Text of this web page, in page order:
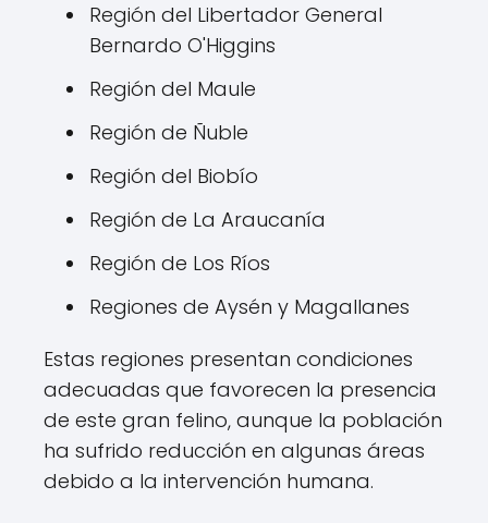
Región del Libertador General
Bernardo O'Higgins
Región del Maule
Región de Ñuble
Región del Biobío
Región de La Araucanía
Región de Los Ríos
Regiones de Aysén y Magallanes
Estas regiones presentan condiciones
adecuadas que favorecen la presencia
de este gran felino, aunque la población
ha sufrido reducción en algunas áreas
debido a la intervención humana.